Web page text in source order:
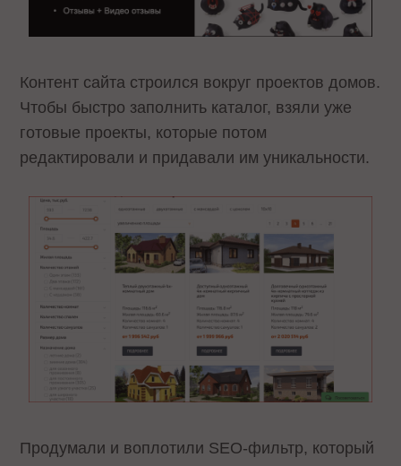
Контент сайта строился вокруг проектов домов.
Чтобы быстро заполнить каталог, взяли уже
готовые проекты, которые потом
редактировали и придавали им уникальности.
Продумали и воплотили SEO-фильтр, который